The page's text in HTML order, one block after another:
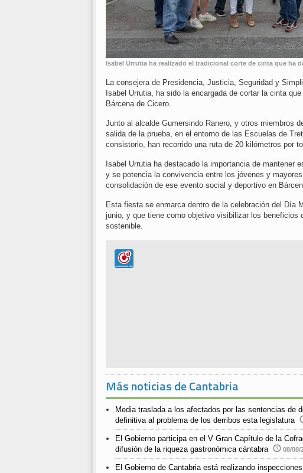
Isabel Urrutia ha realizado el tradicional corte de cinta que ha
La consejera de Presidencia, Justicia, Seguridad y
Isabel Urrutia, ha sido la encargada de cortar la cinta
Bárcena de Cicero.
Junto al alcalde Gumersindo Ranero, y otros miembros
salida de la prueba, en el entorno de las Escuelas de
consistorio, han recorrido una ruta de 20 kilómetros por
Isabel Urrutia ha destacado la importancia de mantener
y se potencia la convivencia entre los jóvenes y
consolidación de ese evento social y deportivo en
Esta fiesta se enmarca dentro de la celebración del Día
junio, y que tiene como objetivo visibilizar los
sostenible.
Más noticias de Cantabria
Media traslada a los afectados por las sentencias de
definitiva al problema de los derribos esta legislatura
El Gobierno participa en el V Gran Capítulo de la
difusión de la riqueza gastronómica cántabra
08/08/
El Gobierno de Cantabria está realizando